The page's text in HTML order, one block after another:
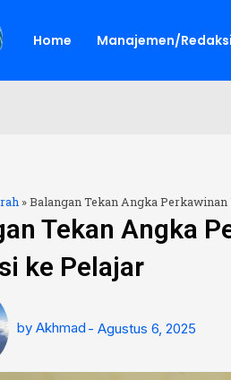
Home Manajemen/Redaksi
»Balangan Tekan Angka
Tekan Angka
ke Pelajar
by Akhmad - Agustus 6, 2025